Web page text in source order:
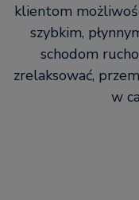
klientom
szybkim,
schodom
zrelaksować,
w